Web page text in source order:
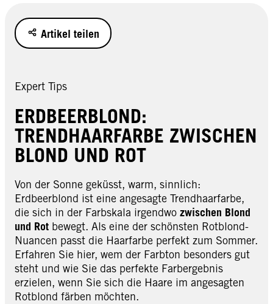
Artikel teilen
Expert Tips
ERDBEERBLOND:
TRENDHAARFARBE ZWISCHEN
BLOND UND ROT
Von der Sonne geküsst, warm, sinnlich:
Erdbeerblond ist eine angesagte Trendhaarfarbe,
die sich in der Farbskala irgendwo zwischen Blond
und Rot bewegt. Als eine der schönsten Rotblond-
Nuancen passt die Haarfarbe perfekt zum Sommer.
Erfahren Sie hier, wem der Farbton besonders gut
steht und wie Sie das perfekte Farbergebnis
erzielen, wenn Sie sich die Haare im angesagten
Rotblond färben möchten.